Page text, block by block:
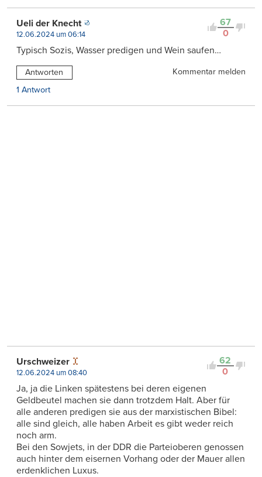
67
0
Ueli der Knecht
12.06.2024 um 06:14
Typisch Sozis, Wasser predigen und Wein saufen…
Antworten
Kommentar melden
1 Antwort
62
0
Urschweizer
12.06.2024 um 08:40
Ja, ja die Linken spätestens bei deren eigenen
Geldbeutel machen sie dann trotzdem Halt. Aber für
alle anderen predigen sie aus der marxistischen Bibel:
alle sind gleich, alle haben Arbeit es gibt weder reich
noch arm.
Bei den Sowjets, in der DDR die Parteioberen genossen
auch hinter dem eisernen Vorhang oder der Mauer allen
erdenklichen Luxus.